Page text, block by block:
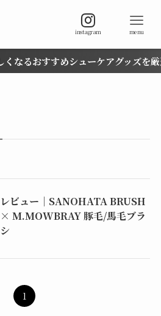
instagram menu
なるおすすめシューケアグッズを厳
レビュー｜SANOHATA BRUSH
× M.MOWBRAY 豚毛/馬毛ブラ
シ
1